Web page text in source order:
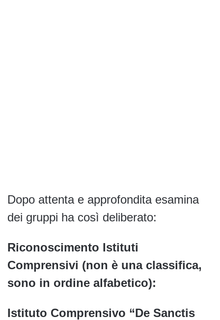
Dopo attenta e approfondita esamina
dei gruppi ha così deliberato:
Riconoscimento Istituti
Comprensivi (non è una classifica,
sono in ordine alfabetico):
Istituto Comprensivo “De Sanctis